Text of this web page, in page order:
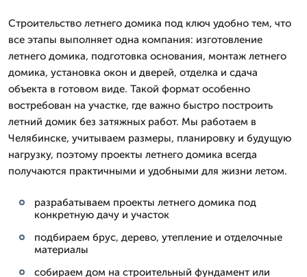
Строительство летнего домика под ключ удобно тем, что
все этапы выполняет одна компания: изготовление
летнего домика, подготовка основания, монтаж летнего
домика, установка окон и дверей, отделка и сдача
объекта в готовом виде. Такой формат особенно
востребован на участке, где важно быстро построить
летний домик без затяжных работ. Мы работаем в
Челябинске, учитываем размеры, планировку и будущую
нагрузку, поэтому проекты летнего домика всегда
получаются практичными и удобными для жизни летом.
разрабатываем проекты летнего домика под
конкретную дачу и участок
подбираем брус, дерево, утепление и отделочные
материалы
собираем дом на строительный фундамент или